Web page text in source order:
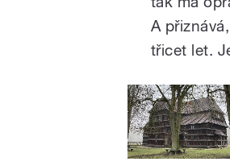
A
třicet let.